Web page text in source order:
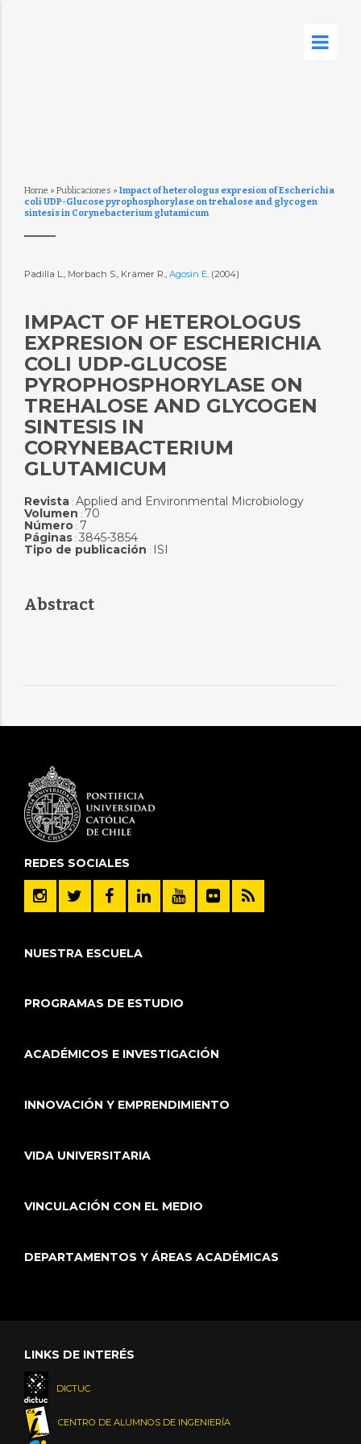
Home » Publicaciones » Impact of heterologus expresion of Escherichia
coli UDP-Glucose pyrophosphorylase on trehalose and glycogen
sintesis in Corynebacterium glutamicum
Padilla L., Morbach S., Krämer R., Agosin E. (2004)
IMPACT OF HETEROLOGUS
EXPRESION OF ESCHERICHIA
COLI UDP-GLUCOSE
PYROPHOSPHORYLASE ON
TREHALOSE AND GLYCOGEN
SINTESIS IN
CORYNEBACTERIUM
GLUTAMICUM
Revista: Applied and Environmental Microbiology
Volumen : 70
Número: 7
Páginas: 3845-3854
Tipo de publicación : ISI
Abstract
REDES SOCIALES
NUESTRA ESCUELA
PROGRAMAS DE ESTUDIO
ACADÉMICOS E INVESTIGACIÓN
INNOVACIÓN Y EMPRENDIMIENTO
VIDA UNIVERSITARIA
VINCULACIÓN CON EL MEDIO
DEPARTAMENTOS Y ÁREAS ACADÉMICAS
LINKS DE INTERÉS
DICTUC
CENTRO DE ALUMNOS DE INGENIERÍA